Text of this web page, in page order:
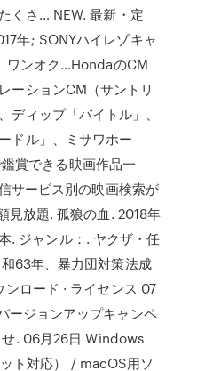
くさ… NEW. 最新・定
年; SONYハイレゾキャ
ワンオク…HondaのCM
ーションCM（サントリ
ディップ「バイトル」、
ドル」、ミサワホー
賞できる映画作品一
サービス別の映画検索が
見放題. 孤狼の血. 2018年
. ジャンル：. ヤクザ・任
63年、暴力団対策法成
ロード · ライセンス 07
ージョンアップキャンペ
. 06月26日 Windows
ト対応） / macOS用ソ